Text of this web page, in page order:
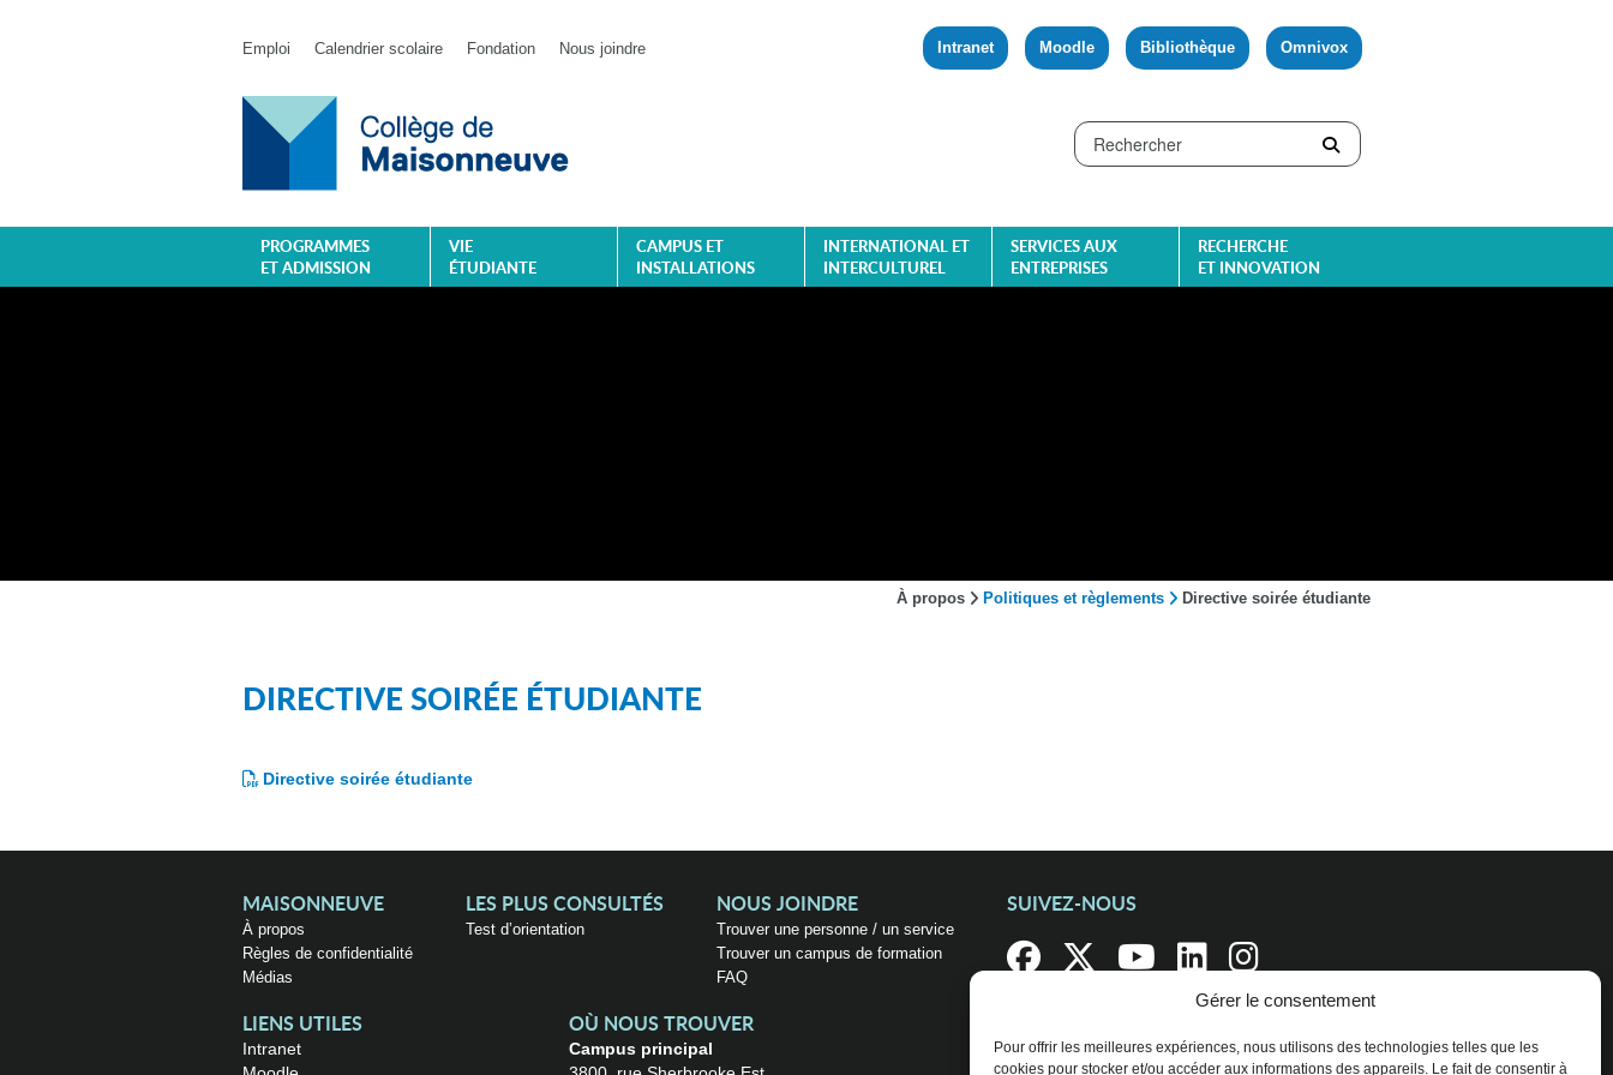
Gérer le consentement
Pour offrir les meilleures expériences, nous utilisons des technologies telles que les
cookies pour stocker et/ou accéder aux informations des appareils. Le fait de consentir à
Emploi Calendrier scolaire Fondation Nous joindre Intranet Moodle Bibliothèque Omnivox
PROGRAMMES
ET ADMISSION
VIE
ÉTUDIANTE
CAMPUS ET
INSTALLATIONS
INTERNATIONAL ET
INTERCULTUREL
SERVICES AUX
ENTREPRISES
RECHERCHE
ET INNOVATION
À propos Politiques et règlements Directive soirée étudiante
DIRECTIVE SOIRÉE ÉTUDIANTE
Directive soirée étudiante
MAISONNEUVE
À propos
Règles de confidentialité
Médias
LES PLUS CONSULTÉS
Test d’orientation
NOUS JOINDRE
Trouver une personne / un service
Trouver un campus de formation
FAQ
SUIVEZ-NOUS
LIENS UTILES
Intranet
OÙ NOUS TROUVER
Campus principal